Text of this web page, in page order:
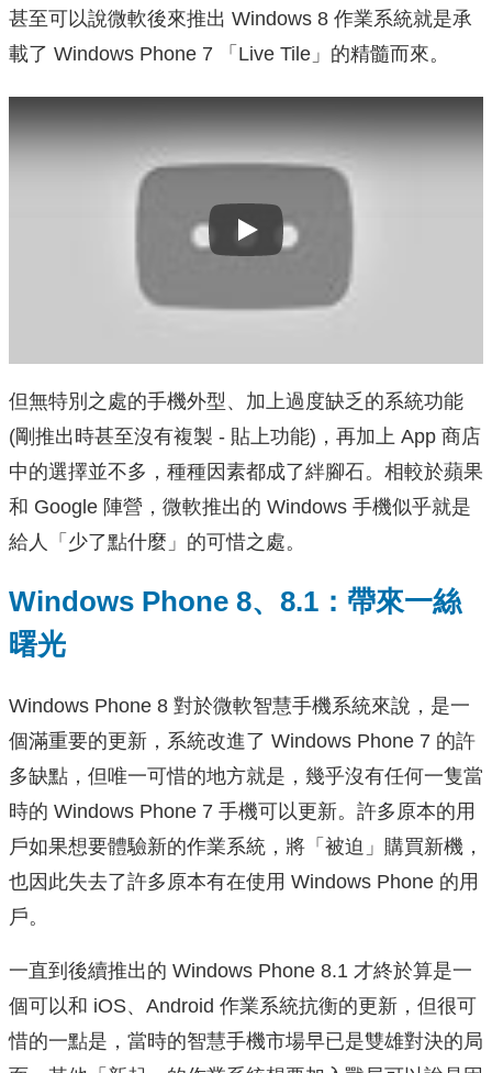
甚至可以說微軟後來推出 Windows 8 作業系統就是承
載了 Windows Phone 7 「Live Tile」的精髓而來。
Play
但無特別之處的手機外型、加上過度缺乏的系統功能
(剛推出時甚至沒有複製 - 貼上功能)，再加上 App 商店
中的選擇並不多，種種因素都成了絆腳石。相較於蘋果
和 Google 陣營，微軟推出的 Windows 手機似乎就是
給人「少了點什麼」的可惜之處。
Windows Phone 8、8.1：帶來一絲
曙光
Windows Phone 8 對於微軟智慧手機系統來說，是一
個滿重要的更新，系統改進了 Windows Phone 7 的許
多缺點，但唯一可惜的地方就是，幾乎沒有任何一隻當
時的 Windows Phone 7 手機可以更新。許多原本的用
戶如果想要體驗新的作業系統，將「被迫」購買新機，
也因此失去了許多原本有在使用 Windows Phone 的用
戶。
一直到後續推出的 Windows Phone 8.1 才終於算是一
個可以和 iOS、Android 作業系統抗衡的更新，但很可
惜的一點是，當時的智慧手機市場早已是雙雄對決的局